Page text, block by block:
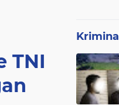
TNI
Kriminal